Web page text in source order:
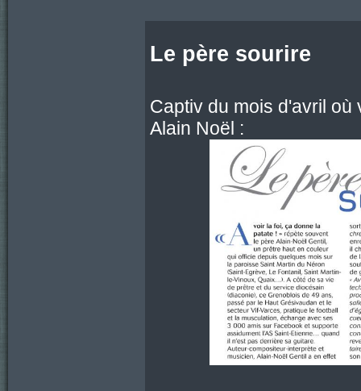
Le père sourire
Captiv du mois d'avril
Alain Noël :